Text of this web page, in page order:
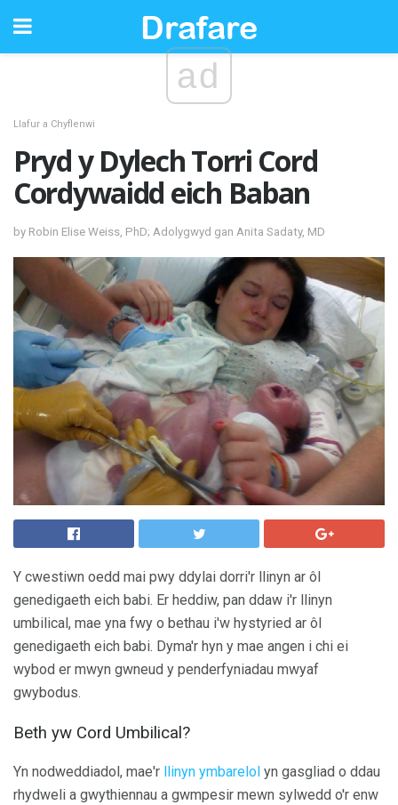
ad
Llafur a Chyflenwi
Pryd y Dylech Torri Cord
Cordywaidd eich Baban
by Robin Elise Weiss, PhD; Adolygwyd gan Anita Sadaty, MD
Y cwestiwn oedd mai pwy ddylai dorri'r llinyn ar ôl
genedigaeth eich babi. Er heddiw, pan ddaw i'r llinyn
umbilical, mae yna fwy o bethau i'w hystyried ar ôl
genedigaeth eich babi. Dyma'r hyn y mae angen i chi ei
wybod er mwyn gwneud y penderfyniadau mwyaf
gwybodus.
Beth yw Cord Umbilical?
Yn nodweddiadol, mae'r llinyn ymbarelol yn gasgliad o ddau
rhydweli a gwythiennau a gwmpesir mewn sylwedd o'r enw